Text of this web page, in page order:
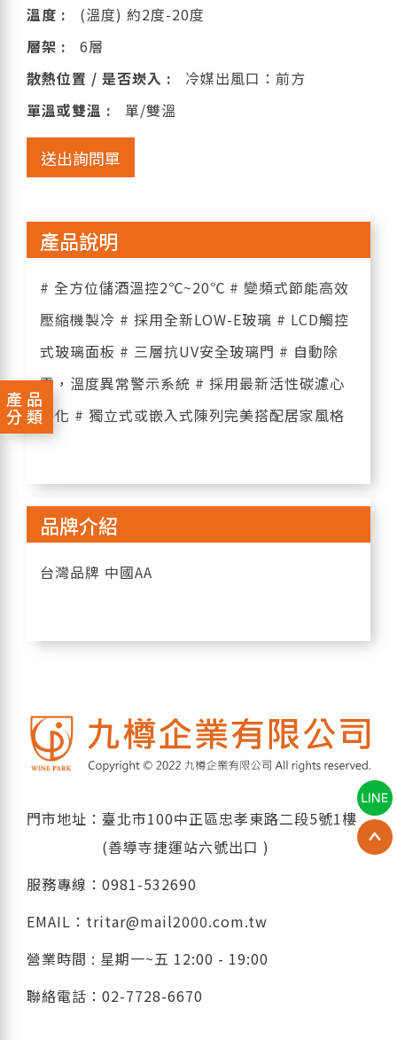
產品
分類
溫度 :
(溫度) 約2度-20度
層架 :
6層
散熱位置 / 是否崁入 :
冷媒出風口：前方
單溫或雙溫 :
單/雙溫
送出詢問單
產品說明
# 全方位儲酒溫控2℃~20℃ # 變頻式節能高效
壓縮機製冷 # 採用全新LOW-E玻璃 # LCD觸控
式玻璃面板 # 三層抗UV安全玻璃門 # 自動除
霜，溫度異常警示系統 # 採用最新活性碳濾心
淨化 # 獨立式或嵌入式陳列完美搭配居家風格
品牌介紹
台灣品牌 中國AA
門市地址：臺北市100中正區忠孝東路二段5號1樓
(善導寺捷運站六號出口 )
服務專線： 0981-532690
EMAIL： tritar@mail2000.com.tw
營業時間 : 星期一~五 12:00 - 19:00
聯絡電話： 02-7728-6670